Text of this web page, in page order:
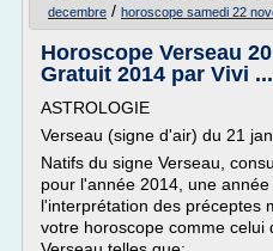
decembre / horoscope samedi 22
Horoscope Verseau
Gratuit 2014 par Vivi ...
ASTROLOGIE
Verseau (signe d'air) du 21
Natifs du signe Verseau,
pour l'année 2014, une
l'interprétation des préceptes
votre horoscope comme celui